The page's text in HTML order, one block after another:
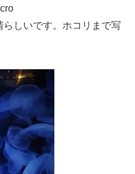
しいです。ホコリまで写